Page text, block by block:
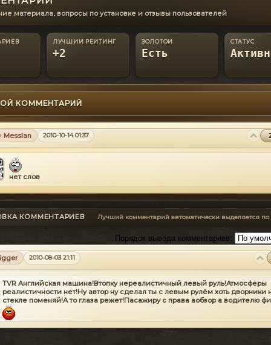
материала, вопросы по установке и отзывы пользователей
ЛУЧШИЙ РЕЙТИНГ
+2
ЗОЛОТОЙ
Есть
СТАТУС
КОММЕНТАРИЙ
Messian 2010-10-14 01:37
нет слов
КОММЕНТАРИЕВ Лучший комментарий автоматически выделяется по
Порядок вывода комментариев:
2010-08-03 21:11
TVR Английская машина!Втопку нереалистичный левый руль!Атмосферы
реалистичности нет!Ну автор ну сделал ты с левым рулём хоть дворники
стекле поменяй!А то глаза режет!Пасажиру с права аобзор а водителю